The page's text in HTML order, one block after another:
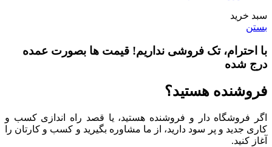
سبد خرید
بستن
با احترام، تک فروشی نداریم! قیمت ها بصورت عمده
درج شده
فروشنده هستید؟
اگر فروشگاه دار و فروشنده هستید، یا قصد راه اندازی کسب و
کاری جدید و پر سود دارید، از ما مشاوره بگیرید و کسب و کارتان را
آغاز کنید.